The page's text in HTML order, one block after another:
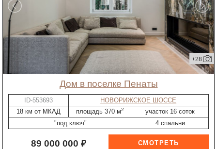
+28
дом в поселке Пенаты
ID-553693
НОВОРИЖСКОЕ ШОССЕ
18 км от МКАД
площадь 370 м2
участок 16 соток
"под ключ"
4 спальни
89 000 000 ₽